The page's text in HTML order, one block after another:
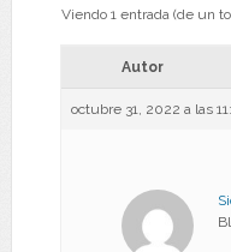
Viendo 1 entrada (de un
Autor
octubre 31, 2022 a las